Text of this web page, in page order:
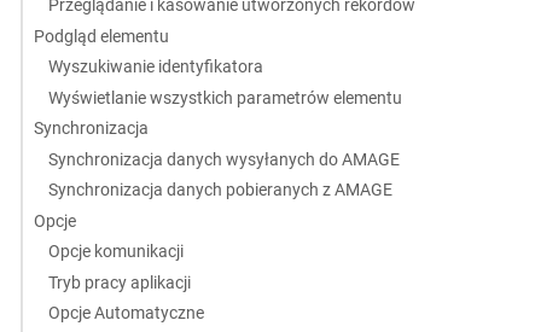
Przeglądanie i kasowanie utworzonych rekordów
Podgląd elementu
Wyszukiwanie identyfikatora
Wyświetlanie wszystkich parametrów elementu
Synchronizacja
Synchronizacja danych wysyłanych do AMAGE
Synchronizacja danych pobieranych z AMAGE
Opcje
Opcje komunikacji
Tryb pracy aplikacji
Opcje Automatyczne